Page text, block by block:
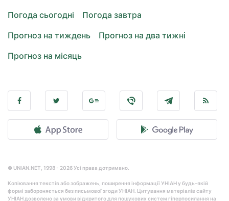
Погода сьогодні
Погода завтра
Прогноз на тиждень
Прогноз на два тижні
Прогноз на місяць
© UNIAN.NET, 1998 - 2026 Усі права дотримано.
Копіювання текстів або зображень, поширення інформації УНІАН у будь-якій
формі забороняється без письмової згоди УНІАН. Цитування матеріалів сайту
УНІАН дозволено за умови відкритого для пошукових систем гіперпосилання на